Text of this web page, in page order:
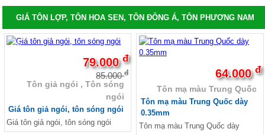
Tấm cemboard Việt Nam
Tấm cemboard duraflex - Tấm Cemboard Vĩnh
Tường
Giá tấm xi măng Thái Lan SCG nhập 100%
Sale Tấm cemboard Thái Lan SCG
Sale Tấm cemboard Thái Lan Dura
Sale Tấm cemboard Việt Nam
Ván Coppha, Giá ván ép Cốp Pha
Giá ván copha đỏ 4m, Ván cốp pha đen 4m giá
rẻ, Ván cốp pha vàng
Ván coppha đỏ 4m, Giá ván copha đỏ 2021
2022, Ván cốp pha giá rẻ
GIÁ TÔN LỢP, TÔN HOA SEN, TÔN ĐÔNG Á, TÔN PHƯƠNG NAM
-7%
79.000đ
85.000đ
Tôn giả ngói , Tôn sóng
ngói
Giá tôn giả ngói, tôn sóng ngói
Giá tôn giả ngói, tôn sóng ngói
64.000đ
Tôn mạ màu Trung Quốc
Tôn mạ màu Trung Quốc dày
0.35mm
Tôn mạ màu Trung Quốc dày